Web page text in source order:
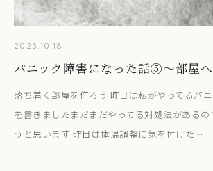
2023.10.18
パニック障害になった話⑤～部屋
落ち着く部屋を作ろう 昨日は私がやってるパ
を書きましたまだまだやってる対処法がある
うと思います 昨日は体温調整に気を付けた…